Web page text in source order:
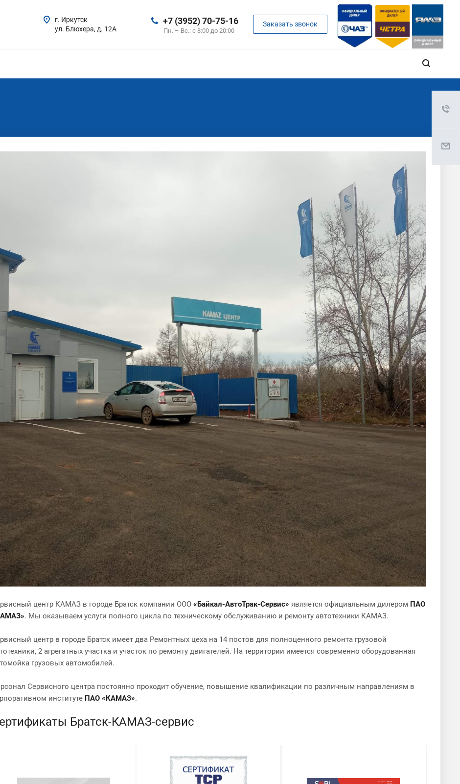
+7 (3952) 70-75-16
Пн. – Вс.: с 8:00 до 20:00
Заказать звонок
г. Иркутск
ул. Блюхера, д. 12А
центр КАМАЗ в городе Братск компании ООО «Байкал-АвтоТрак-Сервис» является официальным дилером ПАО
. Мы оказываем услуги полного цикла по техническому обслуживанию и ремонту автотехники КАМАЗ.
центр в городе Братск имеет два Ремонтных цеха на 14 постов для полноценного ремонта грузовой
2 агрегатных участка и участок по ремонту двигателей. На территории имеется современно оборудованная
грузовых автомобилей.
Сервисного центра постоянно проходит обучение, повышение квалификации по различным направлениям в
институте ПАО «КАМАЗ».
Братск-КАМАЗ-сервис